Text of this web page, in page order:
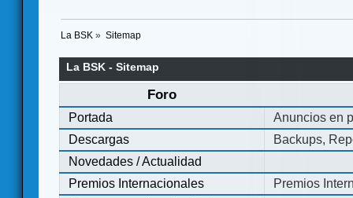
La BSK » Sitemap
La BSK - Sitemap
Foro
Portada
Anuncios en
Descargas
Backups,
Novedades / Actualidad
Premios Internacionales
Premios